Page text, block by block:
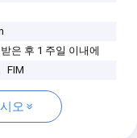
은 후 1 주일 이내에
FIM
오